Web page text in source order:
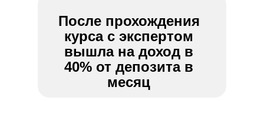
После прохождения
курса с экспертом
вышла на доход в
40% от депозита в
месяц